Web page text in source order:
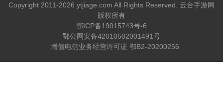
Copyright 2011-2026 ytjiage.com All Rights Reserved. 云台手游网
版权所有
鄂ICP备19015743号-6
鄂公网安备42010502001491号
增值电信业务经营许可证 鄂B2-20200256